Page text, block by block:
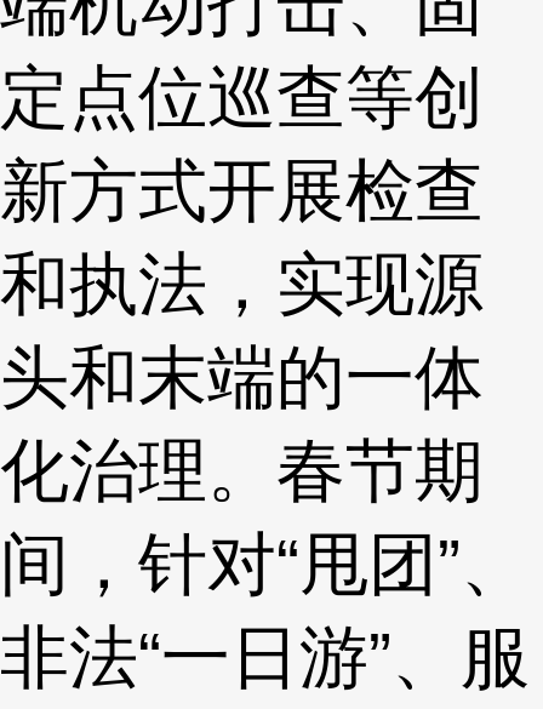
定点位巡查等创
新方式开展检查
和执法，实现源
头和末端的一体
化治理。春节期
间，针对“甩团”、
非法“一日游”、服